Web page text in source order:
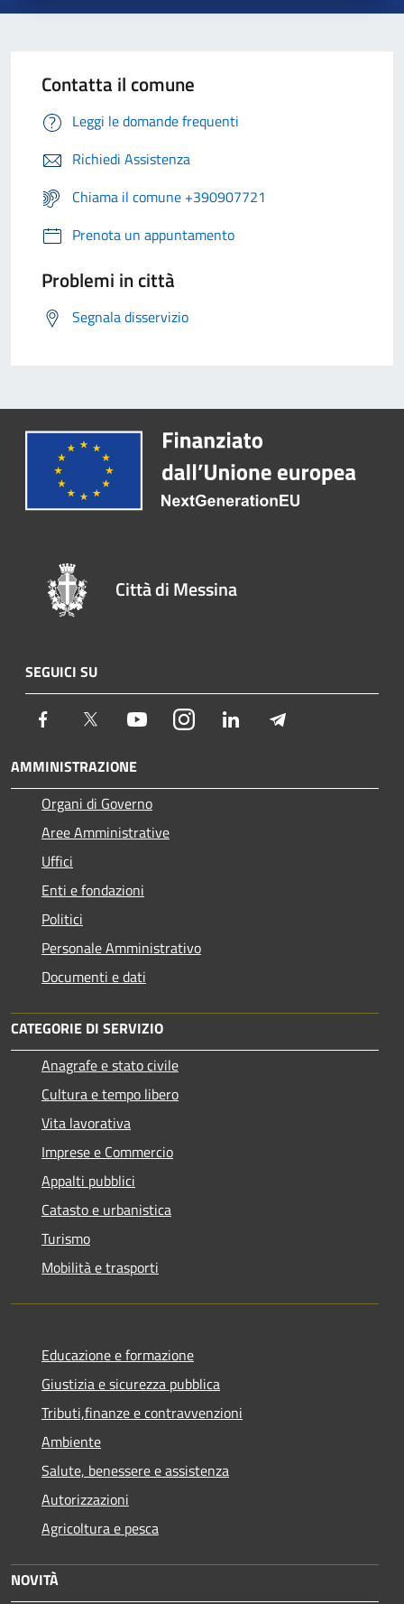
Contatta il comune
Leggi le domande frequenti
Richiedi Assistenza
Chiama il comune +390907721
Prenota un appuntamento
Problemi in città
Segnala disservizio
Città di Messina
SEGUICI SU
Facebook Twitter YoutubeInstagram LinkedIn
AMMINISTRAZIONE
Organi di Governo
Aree Amministrative
Uffici
Enti e fondazioni
Politici
Personale Amministrativo
Documenti e dati
CATEGORIE DI SERVIZIO
Anagrafe e stato civile
Cultura e tempo libero
Vita lavorativa
Imprese e Commercio
Appalti pubblici
Catasto e urbanistica
Turismo
Mobilità e trasporti
Educazione e formazione
Giustizia e sicurezza pubblica
Tributi,finanze e contravvenzioni
Ambiente
Salute, benessere e assistenza
Autorizzazioni
Agricoltura e pesca
NOVITÀ